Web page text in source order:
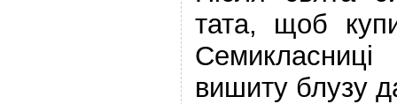
тата, щоб
вишиту блузу